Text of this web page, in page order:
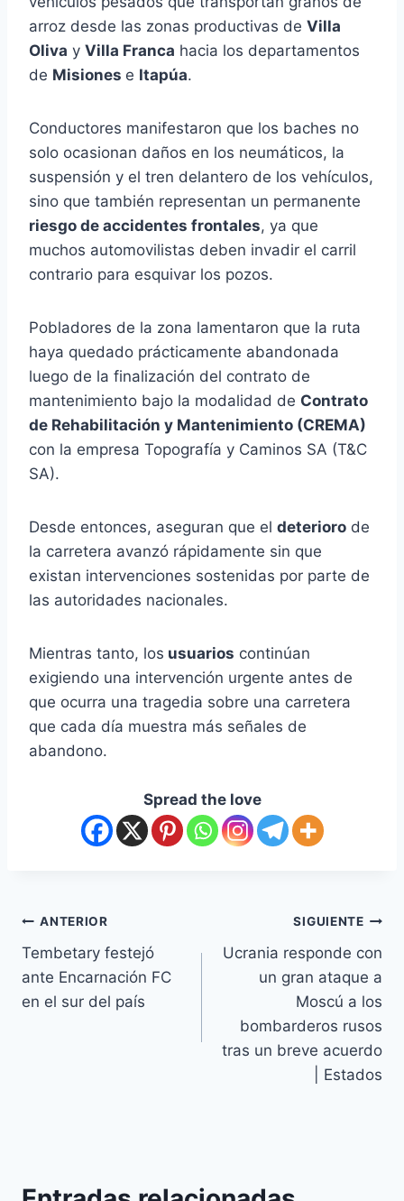
arroz desde las zonas productivas de Villa
Oliva y Villa Franca hacia los departamentos
de Misiones e Itapúa.
Conductores manifestaron que los baches no
solo ocasionan daños en los neumáticos, la
suspensión y el tren delantero de los vehículos,
sino que también representan un permanente
riesgo de accidentes frontales, ya que
muchos automovilistas deben invadir el carril
contrario para esquivar los pozos.
Pobladores de la zona lamentaron que la ruta
haya quedado prácticamente abandonada
luego de la finalización del contrato de
mantenimiento bajo la modalidad de Contrato
de Rehabilitación y Mantenimiento (CREMA)
con la empresa Topografía y Caminos SA (T&C
SA).
Desde entonces, aseguran que el deterioro de
la carretera avanzó rápidamente sin que
existan intervenciones sostenidas por parte de
las autoridades nacionales.
Mientras tanto, los usuarios continúan
exigiendo una intervención urgente antes de
que ocurra una tragedia sobre una carretera
que cada día muestra más señales de
abandono.
Spread the love
ANTERIOR
Tembetary festejó
ante Encarnación FC
en el sur del país
SIGUIENTE
Ucrania responde con
un gran ataque a
Moscú a los
bombarderos rusos
tras un breve acuerdo
| Estados